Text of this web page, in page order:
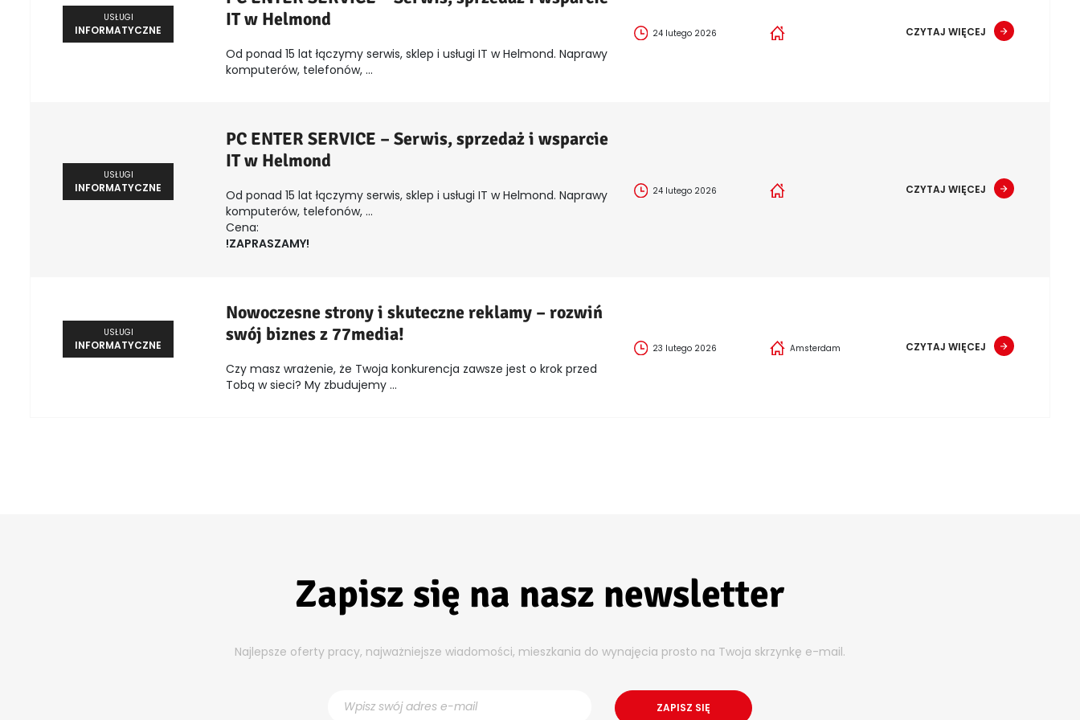
USŁUGI
INFORMATYCZNE
IT w Helmond
Od ponad 15 lat łączymy serwis, sklep i usługi IT w Helmond. Naprawy
komputerów, telefonów, ...
24 lutego 2026 CZYTAJ WIĘCEJ
USŁUGI
INFORMATYCZNE
PC ENTER SERVICE – Serwis, sprzedaż i wsparcie
IT w Helmond
Od ponad 15 lat łączymy serwis, sklep i usługi IT w Helmond. Naprawy
komputerów, telefonów, ...
Cena:
!ZAPRASZAMY!
24 lutego 2026 CZYTAJ WIĘCEJ
USŁUGI
INFORMATYCZNE
Nowoczesne strony i skuteczne reklamy – rozwiń
swój biznes z 77media!
Czy masz wrażenie, że Twoja konkurencja zawsze jest o krok przed
Tobą w sieci? My zbudujemy ...
23 lutego 2026 Amsterdam CZYTAJ WIĘCEJ
Zapisz się na nasz newsletter
Najlepsze oferty pracy, najważniejsze wiadomości, mieszkania do wynajęcia prosto na Twoja skrzynkę e-mail.